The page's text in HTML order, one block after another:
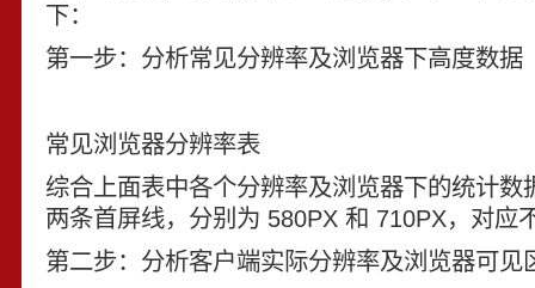
下：
第一步：分析常见分辨率及浏览器下高度数据
常见浏览器分辨率表
综合上面表中各个分辨率及浏览器下的统计数
两条首屏线，分别为 580PX 和 710PX，对应
第二步：分析客户端实际分辨率及浏览器可见